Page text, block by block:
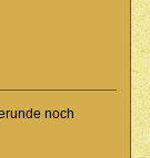
noch